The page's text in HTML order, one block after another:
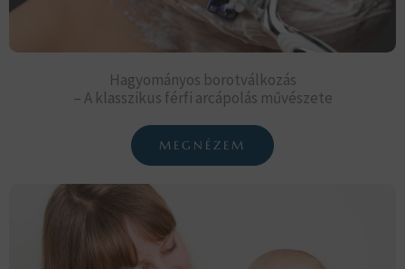
Hagyományos borotválkozás
– A klasszikus férfi arcápolás művészete
MEGNÉZEM